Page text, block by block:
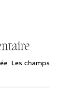
Les champs